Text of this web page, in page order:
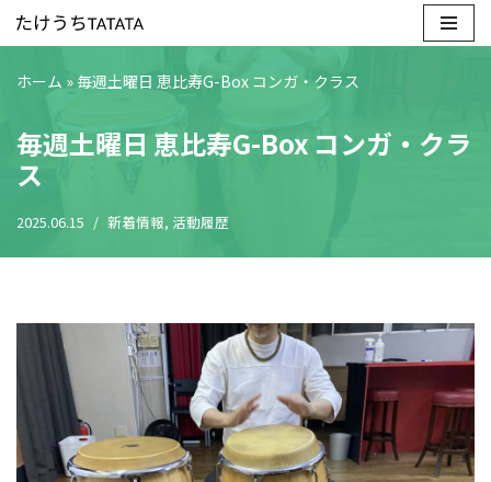
ン
ン
ツ
ス
ホーム » 毎週土曜日 恵比寿G-Box コンガ・クラス
毎週土曜日 恵比寿G-Box コンガ・クラ
ス
2025.06.15 新着情報, 活動履歴